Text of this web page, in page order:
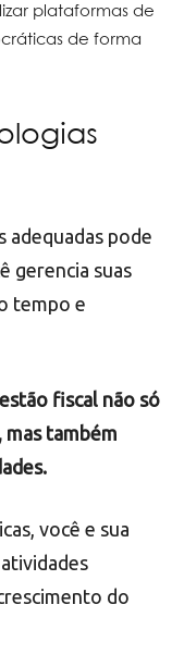
plataformas de
de forma
pode
gerencia suas
tempo e
fiscal não só
também
você e sua
do